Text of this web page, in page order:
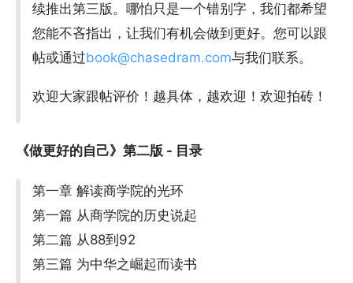
续推出第三版。哪怕只是一个错别字，我们都希望
您能不吝指出，让我们有机会做到更好。您可以跟
帖或通过book@chasedram.com与我们联系。
欢迎大家跟帖评价！越具体，越欢迎！欢迎拍砖！
《做更好的自己》第二版 - 目录
第一章 解读商学院的光环
第一篇 从商学院的历史说起
第二篇 从88到92
第三篇 为中华之崛起而读书